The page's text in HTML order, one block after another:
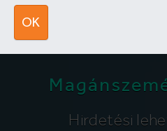
OK
Hirdetési